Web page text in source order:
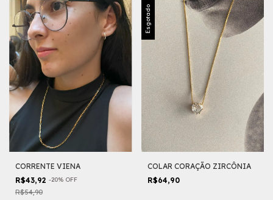
CORRENTE VIENA
R$43,92 -20% OFF
R$54,90
Esgotado
COLAR CORAÇÃO ZIRCÔNIA
R$64,90